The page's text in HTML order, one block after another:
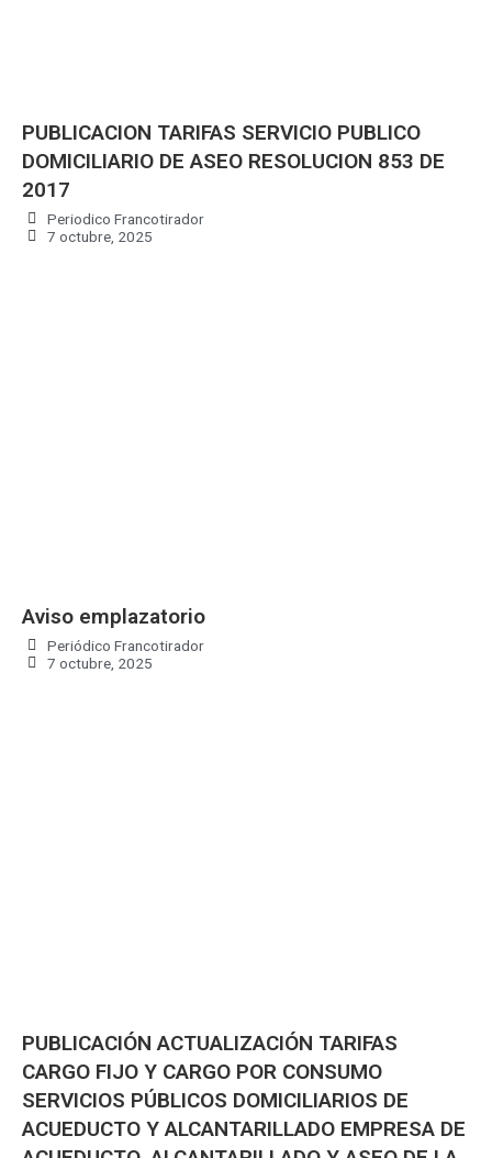
PUBLICACION TARIFAS SERVICIO PUBLICO
DOMICILIARIO DE ASEO RESOLUCION 853 DE
2017
Periodico Francotirador
7 octubre, 2025
Aviso emplazatorio
Periódico Francotirador
7 octubre, 2025
PUBLICACIÓN ACTUALIZACIÓN TARIFAS
CARGO FIJO Y CARGO POR CONSUMO
SERVICIOS PÚBLICOS DOMICILIARIOS DE
ACUEDUCTO Y ALCANTARILLADO EMPRESA DE